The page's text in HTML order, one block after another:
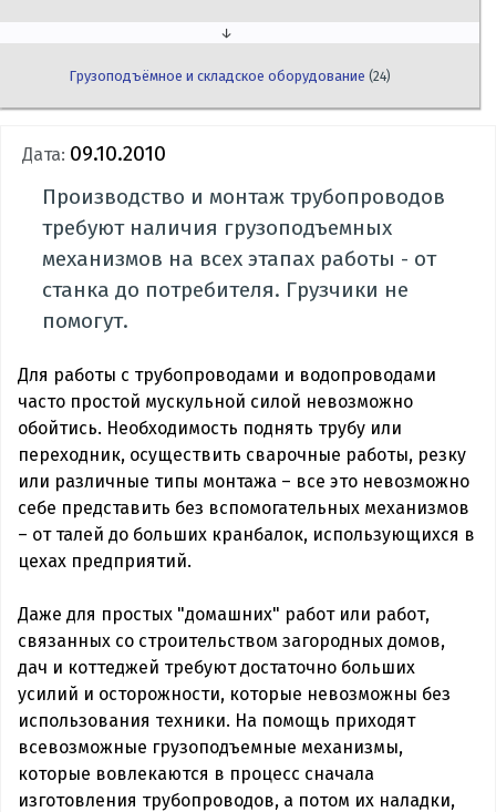
↓
Грузоподъёмное и складское оборудование(24)
Дата: 09.10.2010
Производство и монтаж трубопроводов
требуют наличия грузоподъемных
механизмов на всех этапах работы - от
станка до потребителя. Грузчики не
помогут.
Для работы с трубопроводами и водопроводами
часто простой мускульной силой невозможно
обойтись. Необходимость поднять трубу или
переходник, осуществить сварочные работы, резку
или различные типы монтажа – все это невозможно
себе представить без вспомогательных механизмов
– от талей до больших кранбалок, использующихся в
цехах предприятий.
Даже для простых "домашних" работ или работ,
связанных со строительством загородных домов,
дач и коттеджей требуют достаточно больших
усилий и осторожности, которые невозможны без
использования техники. На помощь приходят
всевозможные грузоподъемные механизмы,
которые вовлекаются в процесс сначала
изготовления трубопроводов, а потом их наладки,